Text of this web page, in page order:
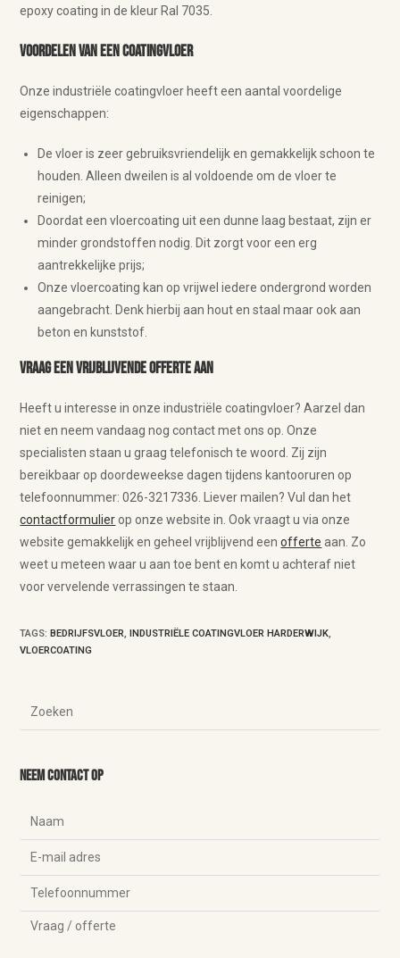
epoxy coating in de kleur Ral 7035.
Voordelen van een coatingvloer
Onze industriële coatingvloer heeft een aantal voordelige
eigenschappen:
De vloer is zeer gebruiksvriendelijk en gemakkelijk schoon te
houden. Alleen dweilen is al voldoende om de vloer te
reinigen;
Doordat een vloercoating uit een dunne laag bestaat, zijn er
minder grondstoffen nodig. Dit zorgt voor een erg
aantrekkelijke prijs;
Onze vloercoating kan op vrijwel iedere ondergrond worden
aangebracht. Denk hierbij aan hout en staal maar ook aan
beton en kunststof.
Vraag een vrijblijvende offerte aan
Heeft u interesse in onze industriële coatingvloer? Aarzel dan
niet en neem vandaag nog contact met ons op. Onze
specialisten staan u graag telefonisch te woord. Zij zijn
bereikbaar op doordeweekse dagen tijdens kantooruren op
telefoonnummer: 026-3217336. Liever mailen? Vul dan het
contactformulierop onze website in. Ook vraagt u via onze
website gemakkelijk en geheel vrijblijvend eenofferte aan. Zo
weet u meteen waar u aan toe bent en komt u achteraf niet
voor vervelende verrassingen te staan.
TAGS: BEDRIJFSVLOER, INDUSTRIËLE COATINGVLOER HARDERWIJK,
VLOERCOATING
Neem contact op